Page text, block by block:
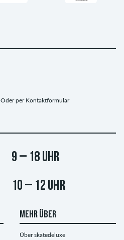
Oder per Kontaktformular
9 – 18 Uhr
10 – 12 Uhr
MEHR ÜBER
Über skatedeluxe